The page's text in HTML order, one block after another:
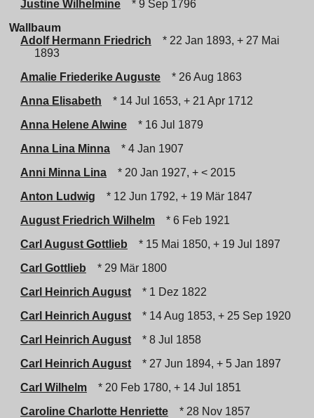
Justine Wilhelmine
* 9 Sep 1796
Wallbaum
Adolf Hermann Friedrich
* 22 Jan 1893, + 27 Mai
1893
Amalie Friederike Auguste
* 26 Aug 1863
Anna Elisabeth
* 14 Jul 1653, + 21 Apr 1712
Anna Helene Alwine
* 16 Jul 1879
Anna Lina Minna
* 4 Jan 1907
Anni Minna Lina
* 20 Jan 1927, + < 2015
Anton Ludwig
* 12 Jun 1792, + 19 Mär 1847
August Friedrich Wilhelm
* 6 Feb 1921
Carl August Gottlieb
* 15 Mai 1850, + 19 Jul 1897
Carl Gottlieb
* 29 Mär 1800
Carl Heinrich August
* 1 Dez 1822
Carl Heinrich August
* 14 Aug 1853, + 25 Sep 1920
Carl Heinrich August
* 8 Jul 1858
Carl Heinrich August
* 27 Jun 1894, + 5 Jan 1897
Carl Wilhelm
* 20 Feb 1780, + 14 Jul 1851
Caroline Charlotte Henriette
* 28 Nov 1857